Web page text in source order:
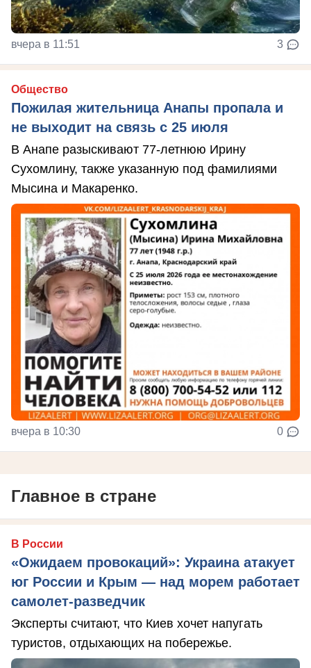
вчера в 11:51 3
Общество
Пожилая жительница Анапы пропала и
не выходит на связь с 25 июля
В Анапе разыскивают 77-летнюю Ирину
Сухомлину, также указанную под фамилиями
Мысина и Макаренко.
вчера в 10:30 0
Главное в стране
В России
«Ожидаем провокаций»: Украина атакует
юг России и Крым — над морем работает
самолет-разведчик
Эксперты считают, что Киев хочет напугать
туристов, отдыхающих на побережье.